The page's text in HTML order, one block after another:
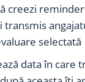
creezi
transmis
selectată
data în care